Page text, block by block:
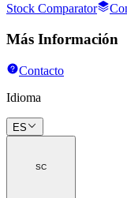
Stock Comparator
Más Información
Contacto
Idioma
ES
SC